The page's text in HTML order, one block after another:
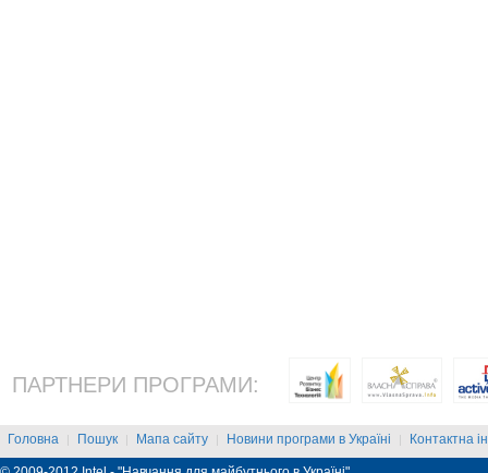
ПАРТНЕРИ ПРОГРАМИ:
Головна | Пошук | Мапа сайту | Новини програми в Україні | Контактна